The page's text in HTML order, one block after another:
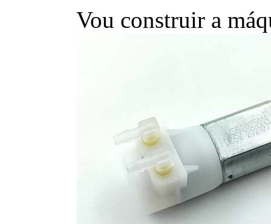
Vou construir a